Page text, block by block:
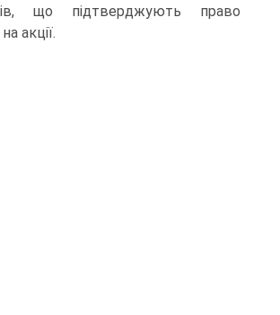
що під­тверджують право
акції.